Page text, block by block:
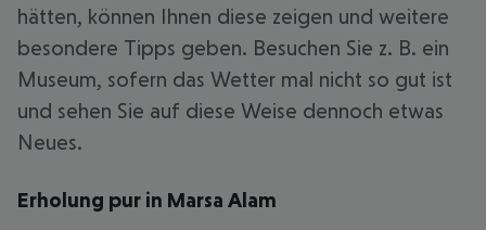
hätten, können Ihnen diese zeigen und weitere
besondere Tipps geben. Besuchen Sie z. B. ein
Museum, sofern das Wetter mal nicht so gut ist
und sehen Sie auf diese Weise dennoch etwas
Neues.
Erholung pur in Marsa Alam